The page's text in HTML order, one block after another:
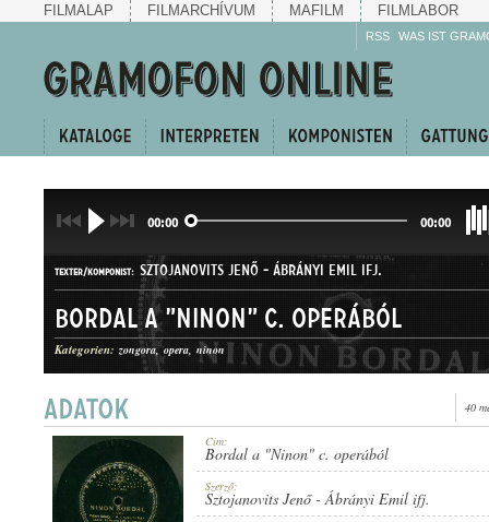
FILMALAP FILMARCHÍVUM MAFILM FILMLABOR
RSS WAS IST
00:00 00:00
TEXTER/KOMPONIST: SZTOJANOVITS JENŐ - ÁBRÁNYI EMIL IFJ.
GATTUNG: ÁRIA
Bordal a "Ninon" c. operából
Kategorien: zongora opera ninon
40
Cím:
Bordal a "Ninon" c. operából
Szerző:
Sztojanovits Jenő-Ábrányi Emil ifj.